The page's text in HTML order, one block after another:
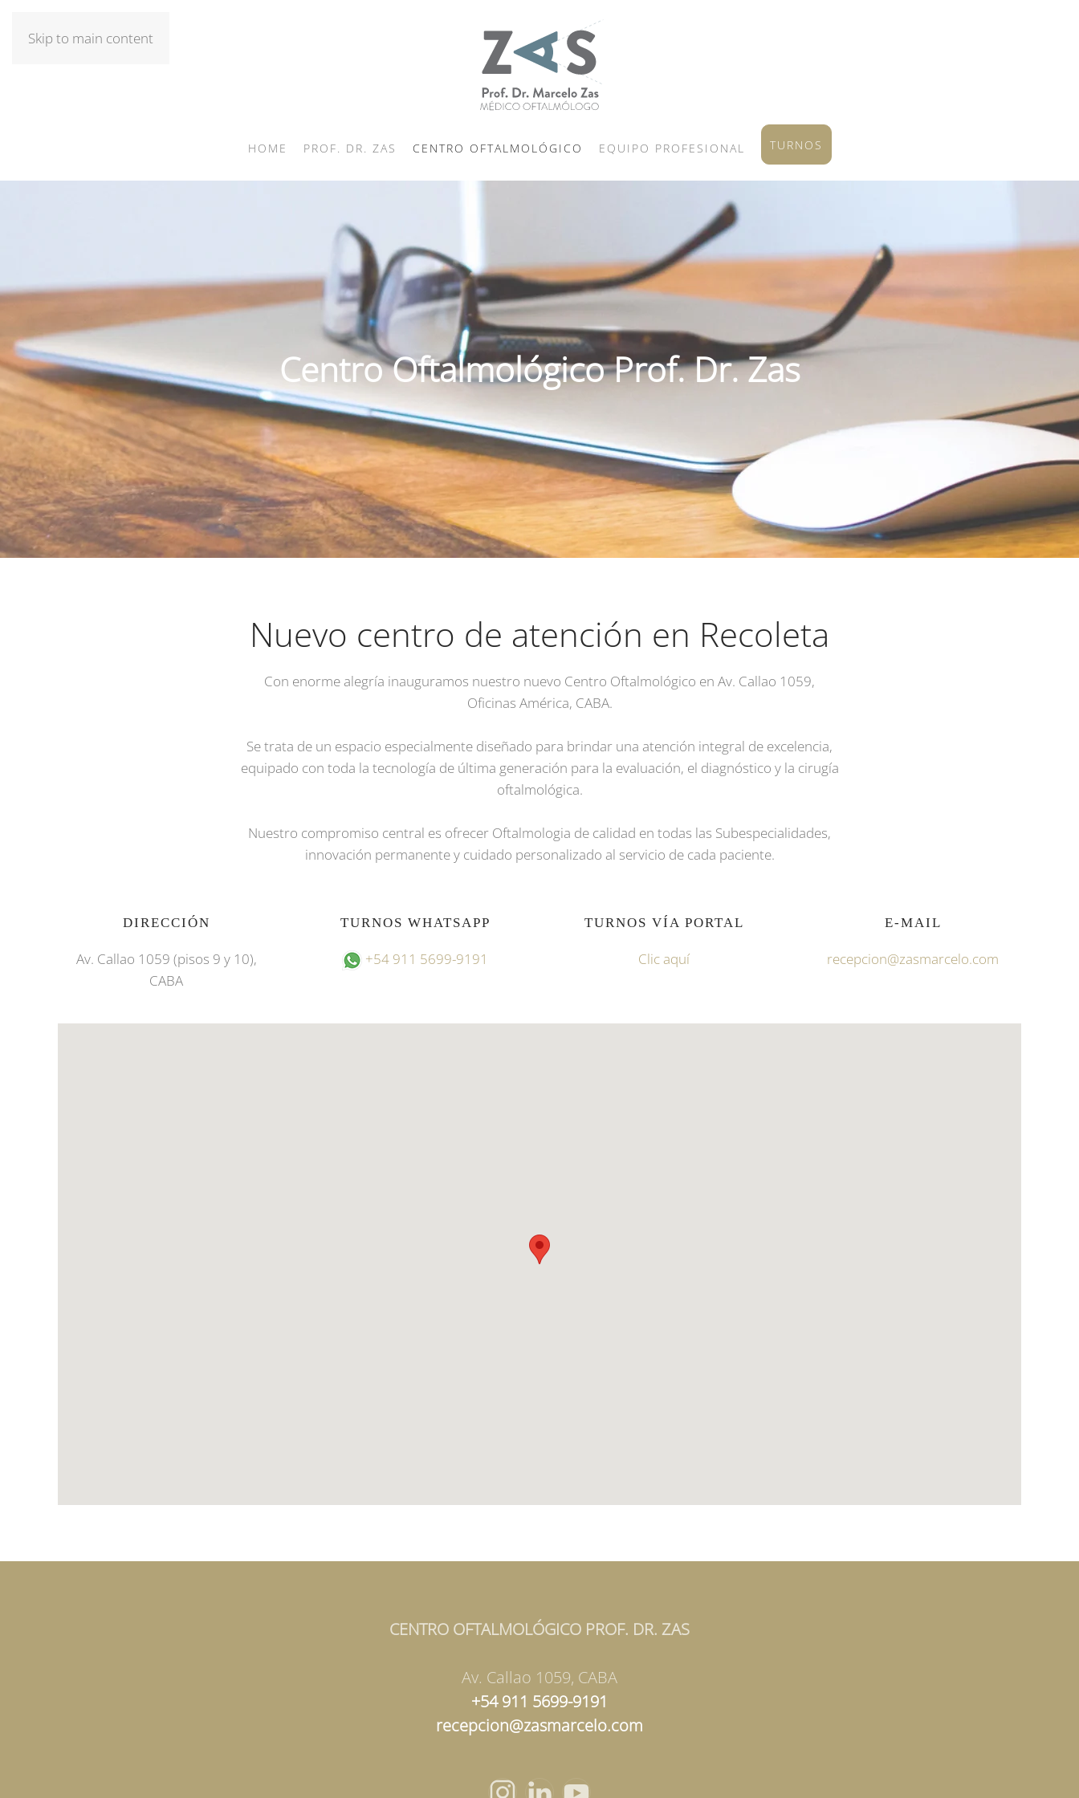
Skip to main content
HOME PROF. DR. ZAS CENTRO OFTALMOLÓGICO EQUIPO PROFESIONAL TURNOS
Centro Oftalmológico Prof. Dr. Zas
Nuevo centro de atención en Recoleta
Con enorme alegría inauguramos nuestro nuevo Centro Oftalmológico en Av. Callao 1059,
Oficinas América, CABA.
Se trata de un espacio especialmente diseñado para brindar una atención integral de excelencia,
equipado con toda la tecnología de última generación para la evaluación, el diagnóstico y la cirugía
oftalmológica.
Nuestro compromiso central es ofrecer Oftalmologia de calidad en todas las Subespecialidades,
innovación permanente y cuidado personalizado al servicio de cada paciente.
DIRECCIÓN
Av. Callao 1059 (pisos 9 y 10),
CABA
TURNOS WHATSAPP
+54 911 5699-9191
TURNOS VÍA PORTAL
Clic aquí
E-MAIL
recepcion@zasmarcelo.com
CENTRO OFTALMOLÓGICO PROF. DR. ZAS
Av. Callao 1059, CABA
+54 911 5699-9191
recepcion@zasmarcelo.com